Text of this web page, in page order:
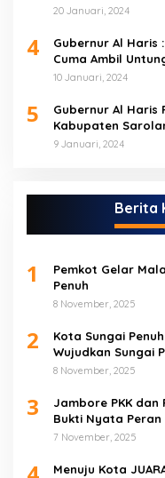
20 Januari, 2024
4
Gubernur Al Haris
Cuma Ambil
10 Januari, 2024
5
Gubernur Al Haris
Kabupaten
9 Januari, 2024
Berita
1
Pemkot Gelar
Penuh
8 November, 2025
2
Kota Sungai
Wujudkan Sungai
8 November, 2025
3
Jambore PKK
Bukti Nyata Peran
Perekonomian
7 November, 2025
Menuju Kota